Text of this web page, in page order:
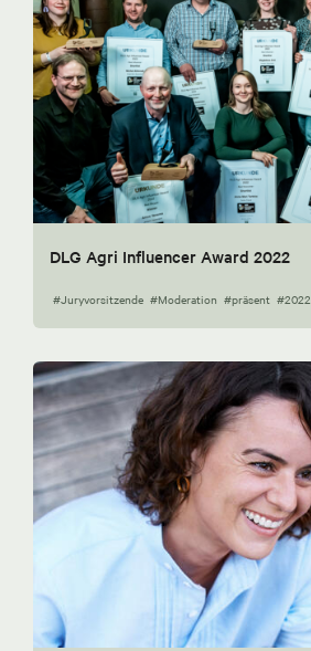
DLG Agri Influencer Award 2022
#Juryvorsitzende #Moderation #präsent #2022